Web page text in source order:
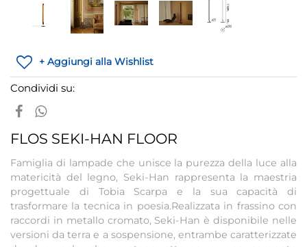
+ Aggiungi alla Wishlist
Condividi su:
FLOS SEKI-HAN FLOOR
Famiglia di lampade che unisce la purezza della luce alla
matericità del legno, Seki-Han rappresenta la maestria
progettuale di Tobia Scarpa e la sua capacità di
trasformare la tecnica in poesia.Realizzata in frassino con
raccordi in metallo cromato, Seki-Han è disponibile nelle
versioni da terra e a sospensione, entrambe caratterizzate